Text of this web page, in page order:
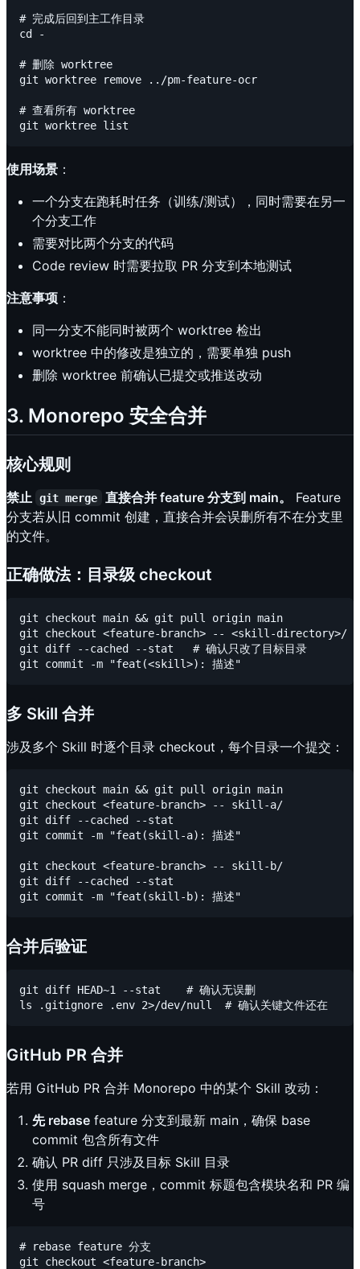
# 完成后回到主工作目录
cd -
# 删除 worktree
git worktree remove ../pm-feature-ocr
# 查看所有 worktree
使用场景 ：
一个分支在跑耗时任务（训练/测试），同时需要在另一
个分支工作
需要对比两个分支的代码
Code review 时需要拉取 PR 分支到本地测试
注意事项 ：
同一分支不能同时被两个 worktree 检出
worktree 中的修改是独立的，需要单独 push
删除 worktree 前确认已提交或推送改动
3. Monorepo 安全合并
核心规则
禁止 git merge 直接合并 feature 分支到 main。
Feature
分支若从旧 commit 创建，直接合并会误删所有不在分支里
的文件。
正确做法：目录级 checkout
git checkout main && git pull origin main
git checkout <feature-branch> -- <skill-directory>/
git diff --cached --stat   # 确认只改了目标目录
多 Skill 合并
涉及多个 Skill 时逐个目录 checkout，每个目录一个提交：
git checkout main && git pull origin main
git checkout <feature-branch> -- skill-a/
git diff --cached --stat
git commit -m "feat(skill-a): 描述"
git checkout <feature-branch> -- skill-b/
git diff --cached --stat
合并后验证
git diff HEAD~1 --stat    # 确认无误删
GitHub PR 合并
若用 GitHub PR 合并 Monorepo 中的某个 Skill 改动：
先 rebase feature 分支到最新 main，确保 base
commit 包含所有文件
确认 PR diff 只涉及目标 Skill 目录
使用 squash merge，commit 标题包含模块名和 PR 编
号
# rebase feature 分支
git checkout <feature-branch>